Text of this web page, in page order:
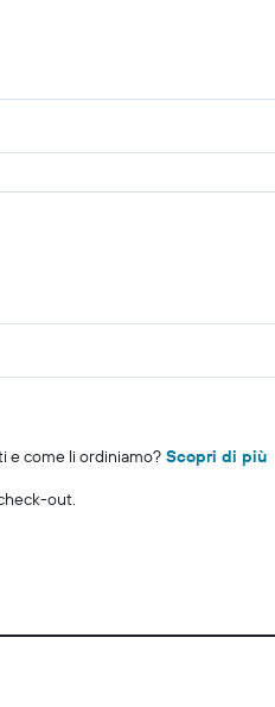
e come li ordiniamo? Scopri di più
out.